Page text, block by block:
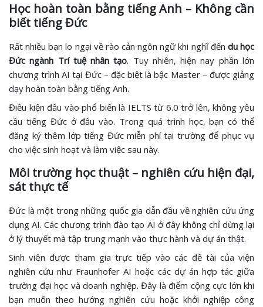
Học hoàn toàn bằng tiếng Anh – Không cần
biết tiếng Đức
Rất nhiều bạn lo ngại về rào cản ngôn ngữ khi nghĩ đến du học
Đức ngành Trí tuệ nhân tạo. Tuy nhiên, hiện nay phần lớn
chương trình AI tại Đức – đặc biệt là bậc Master – được giảng
dạy hoàn toàn bằng tiếng Anh.
Điều kiện đầu vào phổ biến là IELTS từ 6.0 trở lên, không yêu
cầu tiếng Đức ở đầu vào. Trong quá trình học, bạn có thể
đăng ký thêm lớp tiếng Đức miễn phí tại trường để phục vụ
cho việc sinh hoạt và làm việc sau này.
Môi trường học thuật – nghiên cứu hiện đại,
sát thực tế
Đức là một trong những quốc gia dẫn đầu về nghiên cứu ứng
dụng AI. Các chương trình đào tạo AI ở đây không chỉ dừng lại
ở lý thuyết mà tập trung mạnh vào thực hành và dự án thật.
Sinh viên được tham gia trực tiếp vào các đề tài của viện
nghiên cứu như Fraunhofer AI hoặc các dự án hợp tác giữa
trường đại học và doanh nghiệp. Đây là điểm cộng cực lớn khi
bạn muốn theo hướng nghiên cứu hoặc khởi nghiệp công